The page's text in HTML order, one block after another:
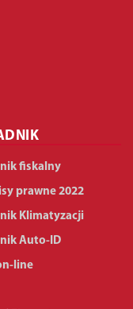
fiskalny
prawne 2022
Klimatyzacji
Auto-ID
line